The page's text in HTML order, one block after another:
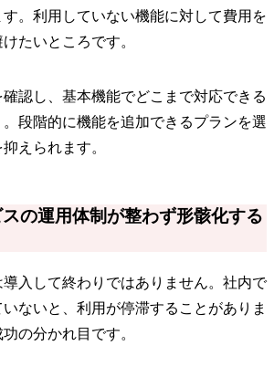
。利用していない機能に対して費用を
たいところです。
認し、基本機能でどこまで対応できる
段階的に機能を追加できるプランを選
えられます。
の運用体制が整わず形骸化する
入して終わりではありません。社内で
ないと、利用が停滞することがありま
の分かれ目です。